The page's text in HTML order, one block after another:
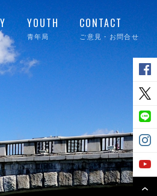
YOUTH
青年局
CONTACT
ご意見・お問合せ